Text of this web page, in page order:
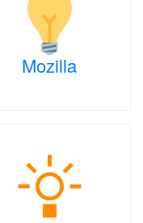
Mozilla